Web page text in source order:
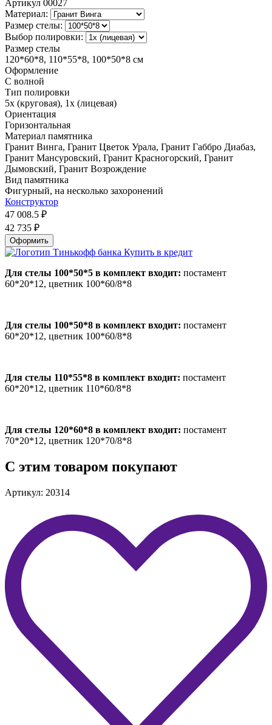
Артикул 00027
Материал:
Размер стелы:
Выбор полировки:
Размер стелы
120*60*8, 110*55*8, 100*50*8 см
Оформление
С волной
Тип полировки
5х (круговая), 1х (лицевая)
Ориентация
Горизонтальная
Материал памятника
Гранит Винга, Гранит Цветок Урала, Гранит Габбро Диабаз,
Гранит Мансуровский, Гранит Красногорский, Гранит
Дымовский, Гранит Возрождение
Вид памятника
Фигурный, на несколько захоронений
Конструктор
47 008.5 ₽
42 735 ₽
Оформить
Купить в кредит
Для стелы 100*50*5 в комплект входит: постамент
60*20*12, цветник 100*60/8*8
Для стелы 100*50*8 в комплект входит: постамент
60*20*12, цветник 100*60/8*8
Для стелы 110*55*8 в комплект входит: постамент
60*20*12, цветник 110*60/8*8
Для стелы 120*60*8 в комплект входит: постамент
70*20*12, цветник 120*70/8*8
С этим товаром покупают
Артикул: 20314